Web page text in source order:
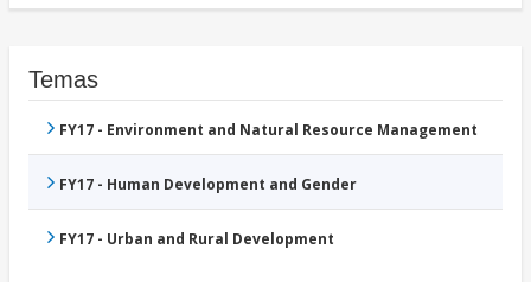
Temas
FY17 - Environment and Natural Resource Management
FY17 - Human Development and Gender
FY17 - Urban and Rural Development